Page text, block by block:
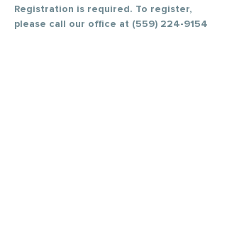
Registration is required. To register,
please call our office at (559) 224-9154